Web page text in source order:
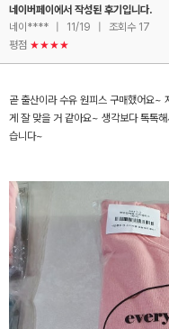
네이버페이에서 작성된 후기입니다.
네이****
11/19
조회수 17
평점 ★★★★
곧 출산이라 수유 원피스 구매했어요~
게 잘 맞을 거 같아요~ 생각보다 톡톡
습니다~